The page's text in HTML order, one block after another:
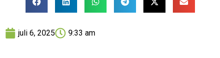
juli 6, 2025 9:33 am